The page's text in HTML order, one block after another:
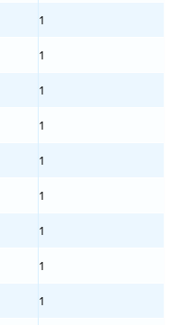
1
1
1
1
1
1
1
1
1